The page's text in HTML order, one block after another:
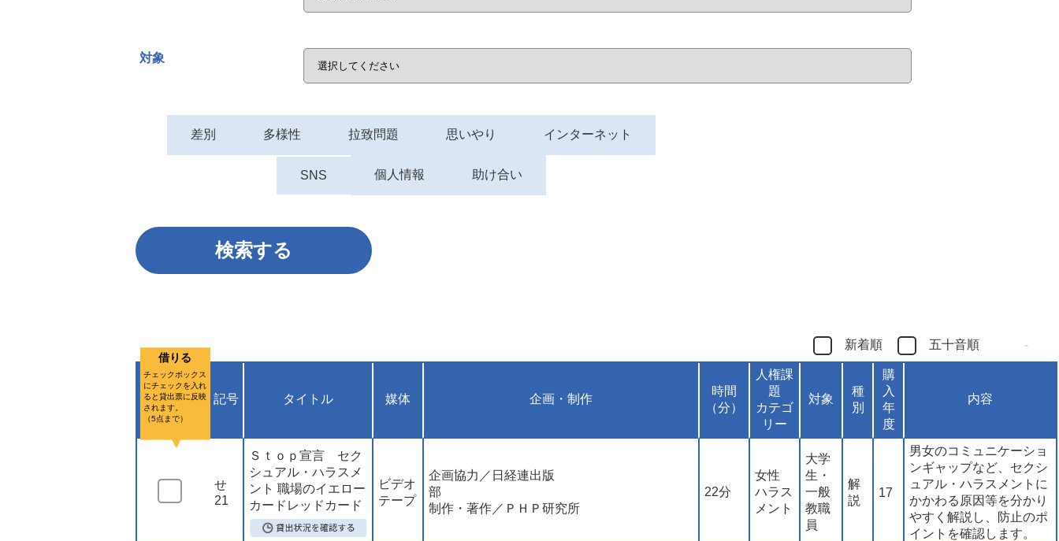
対象
差別 多様性 拉致問題 思いやり インターネット
SNS 個人情報 助け合い
新着順 五十音順
借りる
チェックボックス
にチェックを入れ
ると貸出票に反映
されます。
（5点まで）
記号 タイトル 媒体 企画・制作
時間
（分）
人権課
題
カテゴ
リー
対象
種
別
購
入
年
度
内容
せ
21
Ｓｔｏｐ宣言 セク
シュアル・ハラスメ
ント 職場のイエロー
カードレッドカード
ビデオ
テープ
企画協力／日経連出版
部
制作・著作／ＰＨＰ研究所
22分
女性
ハラス
メント
大学
生・
一般
教職
員
解
説
17
男女のコミュニケーショ
ンギャップなど、セクシ
ュアル・ハラスメントに
かかわる原因等を分かり
やすく解説し、防止のポ
イントを確認します。